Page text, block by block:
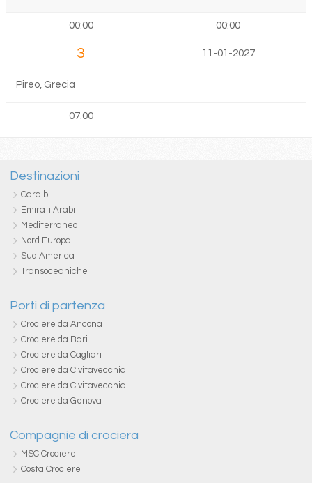
00:00 00:00
3 11-01-2027
Pireo, Grecia
07:00
Destinazioni
Caraibi
Emirati Arabi
Mediterraneo
Nord Europa
Sud America
Transoceaniche
Porti di partenza
Crociere da Ancona
Crociere da Bari
Crociere da Cagliari
Crociere da Civitavecchia
Crociere da Civitavecchia
Crociere da Genova
Compagnie di crociera
MSC Crociere
Costa Crociere